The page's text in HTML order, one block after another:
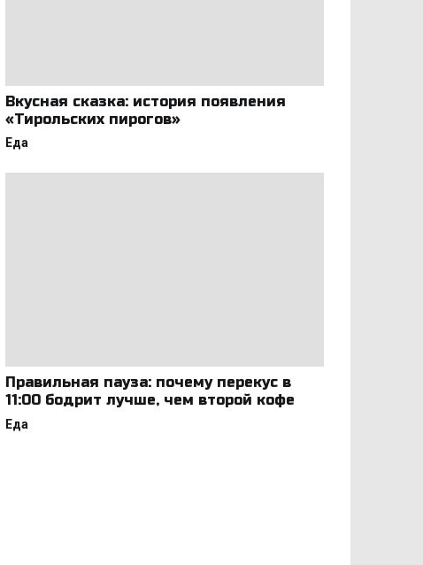
Вкусная сказка: история появления
«Тирольских пирогов»
Еда
Правильная пауза: почему перекус в
11:00 бодрит лучше, чем второй кофе
Еда